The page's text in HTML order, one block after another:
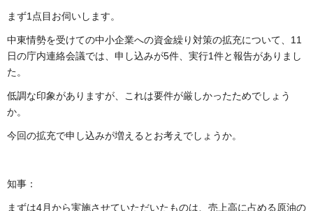
まず1点目お伺いします。
中東情勢を受けての中小企業への資金繰り対策の拡充について、11
日の庁内連絡会議では、申し込みが5件、実行1件と報告がありまし
た。
低調な印象がありますが、これは要件が厳しかったためでしょう
か。
今回の拡充で申し込みが増えるとお考えでしょうか。
知事：
まずは4月から実施させていただいたものは、売上高に占める原油の